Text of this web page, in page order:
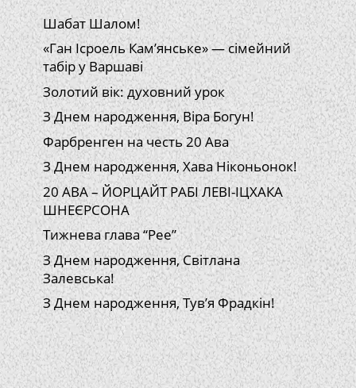
Шабат Шалом!
«Ган Ісроель Кам’янське» — сімейний
табір у Варшаві
Золотий вік: духовний урок
З Днем народження, Віра Богун!
Фарбренген на честь 20 Ава
З Днем народження, Хава Ніконьонок!
20 АВА – ЙОРЦАЙТ РАБІ ЛЕВІ-ІЦХАКА
ШНЕЄРСОНА
Тижнева глава “Рее”
З Днем народження, Світлана
Залевська!
З Днем народження, Тув’я Фрадкін!